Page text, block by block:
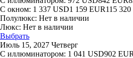
С окном: 1 337 USD1 159 EUR115 320
Полулюкс: Нет в наличии
Люкс: Нет в наличии
Выбрать
Июль 15, 2027 Четверг
С иллюминатором: 1 041 USD902 EUR